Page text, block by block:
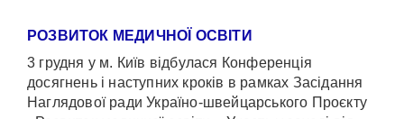
РОЗВИТОК МЕДИЧНОЇ ОСВІТИ
3 грудня у м. Київ відбулася Конференція
досягнень і наступних кроків в рамках Засідання
Наглядової ради Україно-швейцарського Проєкту